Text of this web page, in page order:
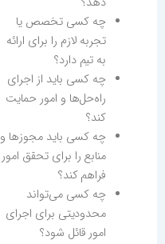
چه کسی تخصص یا
تجربه لازم را برای ارائه
به تیم دارد؟
چه کسی باید از اجرای
راه‌حل‌ها و امور حمایت
کند؟
چه کسی باید مجوزها و
منابع را برای تحقق امور
فراهم کند؟
چه کسی می‌تواند
محدودیتی برای اجرای
امور قائل شود؟